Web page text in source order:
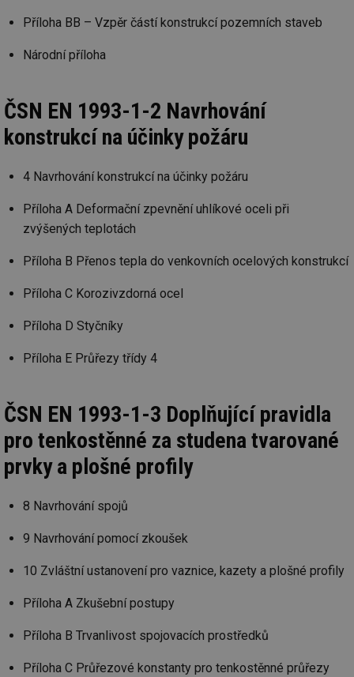
Příloha BB – Vzpěr částí konstrukcí pozemních staveb
Národní příloha
ČSN EN 1993-1-2 Navrhování
konstrukcí na účinky požáru
4 Navrhování konstrukcí na účinky požáru
Příloha A Deformační zpevnění uhlíkové oceli při
zvýšených teplotách
Příloha B Přenos tepla do venkovních ocelových konstrukcí
Příloha C Korozivzdorná ocel
Příloha D Styčníky
Příloha E Průřezy třídy 4
ČSN EN 1993-1-3 Doplňující pravidla
pro tenkostěnné za studena tvarované
prvky a plošné profily
8 Navrhování spojů
9 Navrhování pomocí zkoušek
10 Zvláštní ustanovení pro vaznice, kazety a plošné profily
Příloha A Zkušební postupy
Příloha B Trvanlivost spojovacích prostředků
Příloha C Průřezové konstanty pro tenkostěnné průřezy